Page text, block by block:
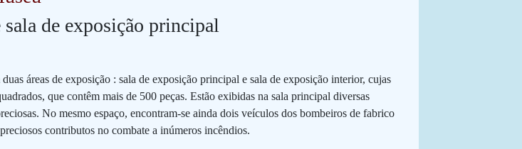
sala de exposição principal
áreas de exposição : sala de exposição principal e sala de exposição interior, cujas
que contêm mais de 500 peças. Estão exibidas na sala principal diversas
No mesmo espaço, encontram-se ainda dois veículos dos bombeiros de fabrico
contributos no combate a inúmeros incêndios.